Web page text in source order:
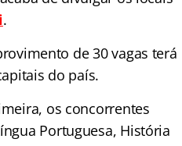
.
de 30 vagas terá
do país.
os concorrentes
Portuguesa, História